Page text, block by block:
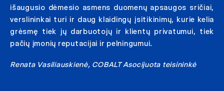
išaugusio dėmesio asmens duomenų apsaugos sričiai,
verslininkai turi ir daug klaidingų įsitikinimų, kurie kelia
grėsmę tiek jų darbuotojų ir klientų privatumui, tiek
pačių įmonių reputacijai ir pelningumui.
Renata Vasiliauskienė, COBALT Asocijuota teisininkė